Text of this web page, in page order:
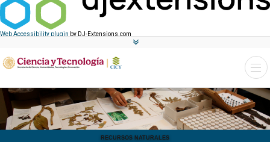
Web Accessibility plugin by DJ-Extensions.com
RECURSOS NATURALES